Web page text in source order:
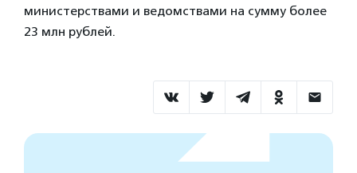
министерствами и ведомствами на сумму более
23 млн рублей.